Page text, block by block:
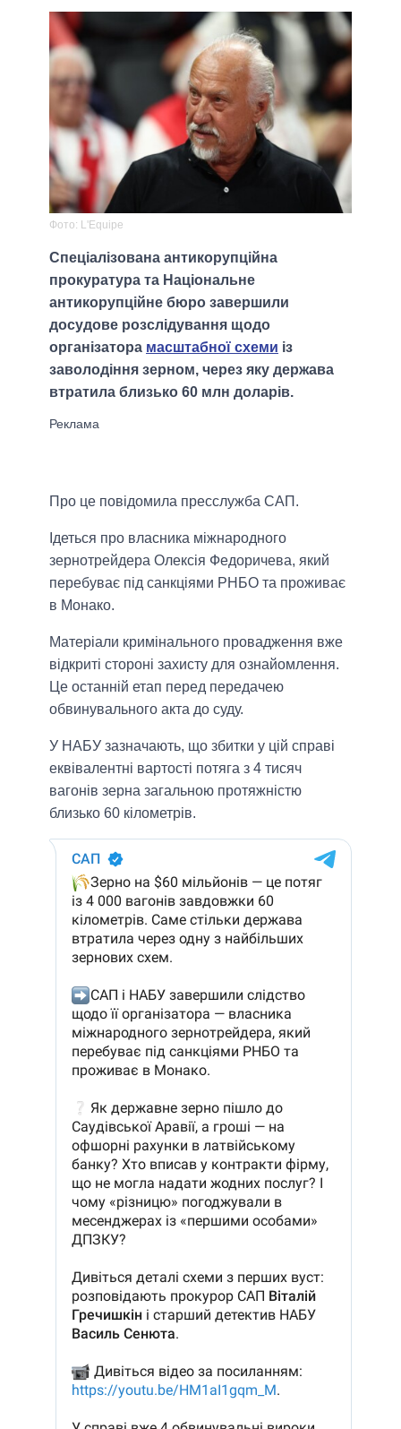
Фото: L'Equipe
Спеціалізована антикорупційна
прокуратура та Національне
антикорупційне бюро завершили
досудове розслідування щодо
організатора масштабної схеми із
заволодіння зерном, через яку держава
втратила близько 60 млн доларів.
Про це повідомила пресслужба САП.
Ідеться про власника міжнародного
зернотрейдера Олексія Федоричева, який
перебуває під санкціями РНБО та проживає
в Монако.
Матеріали кримінального провадження вже
відкриті стороні захисту для ознайомлення.
Це останній етап перед передачею
обвинувального акта до суду.
У НАБУ зазначають, що збитки у цій справі
еквівалентні вартості потяга з 4 тисяч
вагонів зерна загальною протяжністю
близько 60 кілометрів.